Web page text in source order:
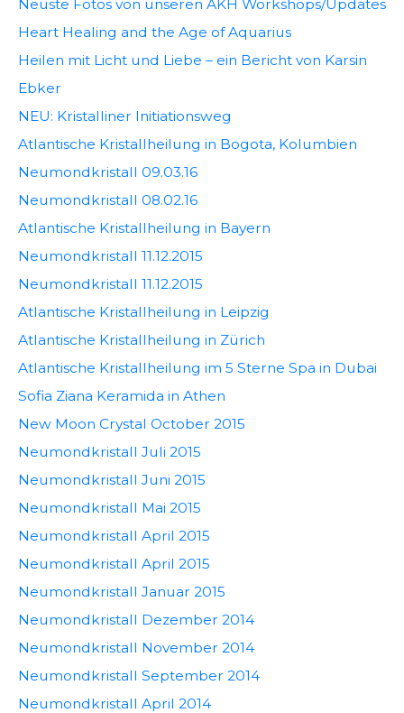
Neuste Fotos von unseren AKH Workshops/Updates
Heart Healing and the Age of Aquarius
Heilen mit Licht und Liebe – ein Bericht von Karsin
Ebker
NEU: Kristalliner Initiationsweg
Atlantische Kristallheilung in Bogota, Kolumbien
Neumondkristall 09.03.16
Neumondkristall 08.02.16
Atlantische Kristallheilung in Bayern
Neumondkristall 11.12.2015
Neumondkristall 11.12.2015
Atlantische Kristallheilung in Leipzig
Atlantische Kristallheilung in Zürich
Atlantische Kristallheilung im 5 Sterne Spa in Dubai
Sofia Ziana Keramida in Athen
New Moon Crystal October 2015
Neumondkristall Juli 2015
Neumondkristall Juni 2015
Neumondkristall Mai 2015
Neumondkristall April 2015
Neumondkristall April 2015
Neumondkristall Januar 2015
Neumondkristall Dezember 2014
Neumondkristall November 2014
Neumondkristall September 2014
Neumondkristall April 2014